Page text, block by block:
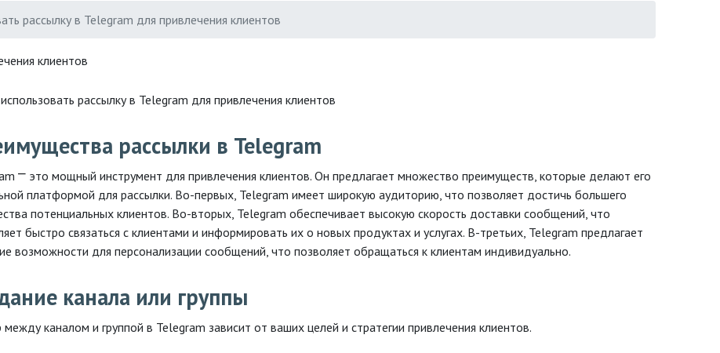
рассылку в Telegram для привлечения клиентов
клиентов
рассылки в Telegram
⎻ это мощный инструмент для привлечения клиентов. Он предлагает множество преимуществ, которые делают его
платформой для рассылки. Во-первых, Telegram имеет широкую аудиторию, что позволяет достичь большего
потенциальных клиентов. Во-вторых, Telegram обеспечивает высокую скорость доставки сообщений, что
быстро связаться с клиентами и информировать их о новых продуктах и услугах. В-третьих, Telegram предлагает
возможности для персонализации сообщений, что позволяет обращаться к клиентам индивидуально.
канала или группы
каналом и группой в Telegram зависит от ваших целей и стратегии привлечения клиентов.